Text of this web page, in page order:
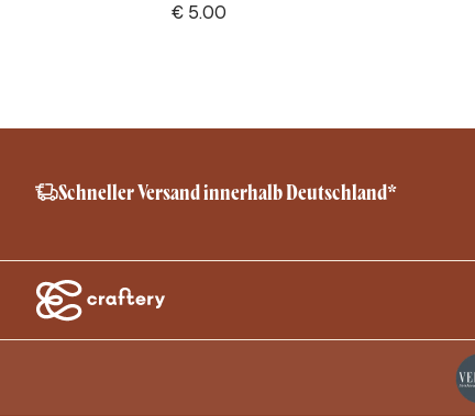
€5.00
Schneller Versand innerhalb Deutschland*